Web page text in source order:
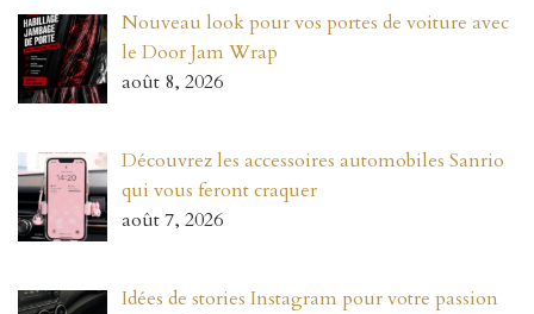
Nouveau look pour vos portes de voiture avec
le Door Jam Wrap
août 8, 2026
Découvrez les accessoires automobiles Sanrio
qui vous feront craquer
août 7, 2026
Idées de stories Instagram pour votre passion